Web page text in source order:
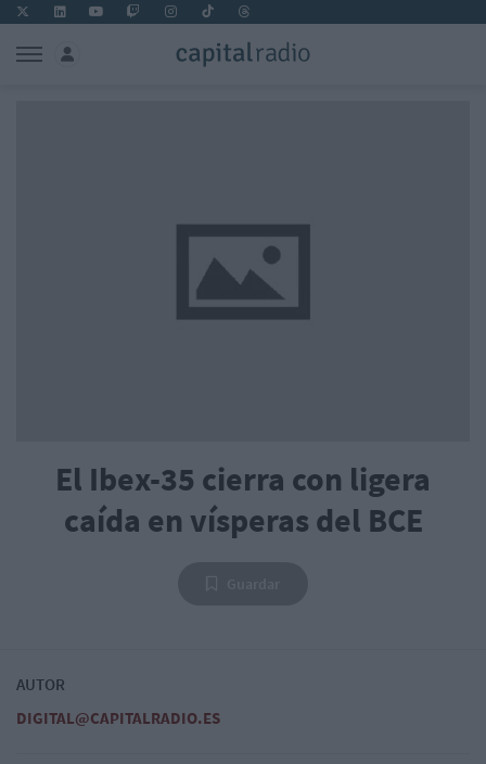
El Ibex-35 cierra con ligera
caída en vísperas del BCE
AUTOR
DIGITAL@CAPITALRADIO.ES